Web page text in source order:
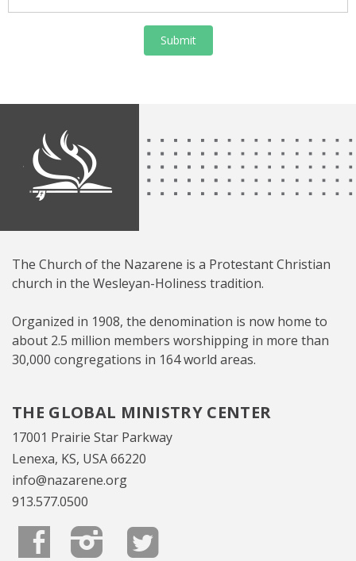
Submit
The Church of the Nazarene is a Protestant Christian
church in the Wesleyan-Holiness tradition.
Organized in 1908, the denomination is now home to
about 2.5 million members worshipping in more than
30,000 congregations in 164 world areas.
THE GLOBAL MINISTRY CENTER
17001 Prairie Star Parkway
Lenexa, KS, USA 66220
info@nazarene.org
913.577.0500